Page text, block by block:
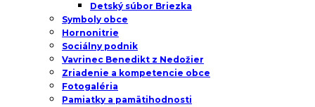
Detský súbor Briezka
Symboly obce
Hornonitrie
Sociálny podnik
Vavrinec Benedikt z Nedožier
Zriadenie a kompetencie obce
Fotogaléria
Pamiatky a pamätihodnosti